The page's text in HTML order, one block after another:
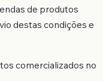
de produtos
destas condições e
comercializados no